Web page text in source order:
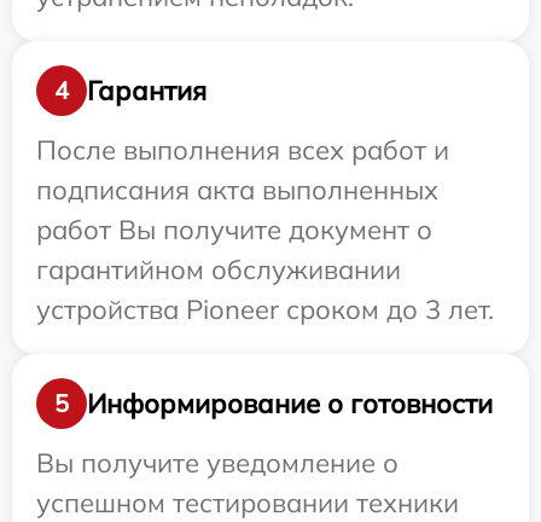
4
Гарантия
После выполнения всех работ и
подписания акта выполненных
работ Вы получите документ о
гарантийном обслуживании
устройства Pioneer сроком до 3 лет.
5
Информирование о готовности
Вы получите уведомление о
успешном тестировании техники